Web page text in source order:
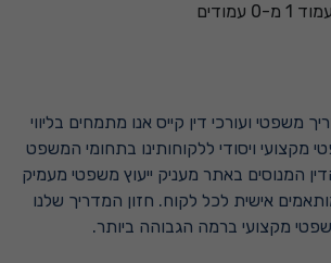
ועורכי דין קייס אנו מתמחים בליווי
מקצועי ויסודי ללקוחותינו בתחומי המשפט
המנוסים באתר מעניק ייעוץ משפטי מעמיק
אישית לכל לקוח. חזון המדריך שלנו
מקצועי ברמה הגבוהה ביותר.